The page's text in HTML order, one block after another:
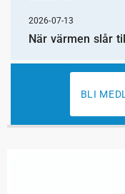
2026-07-13
När värmen slår
BLI